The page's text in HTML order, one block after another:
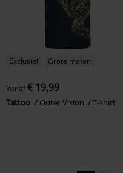
Exclusief Grote maten
Vanaf€ 19,99
Tattoo Outer Vision T-shirt